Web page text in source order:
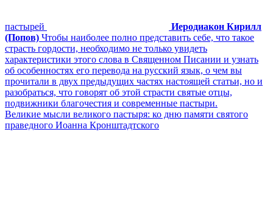
пастырей
Иеродиакон Кирилл
(Попов) Чтобы наиболее полно представить себе, что такое
страсть гордости, необходимо не только увидеть
характеристики этого слова в Священном Писании и узнать
об особенностях его перевода на русский язык, о чем вы
прочитали в двух предыдущих частях настоящей статьи, но и
разобраться, что говорят об этой страсти святые отцы,
подвижники благочестия и современные пастыри.
Великие мысли великого пастыря: ко дню памяти святого
праведного Иоанна Кронштадтского